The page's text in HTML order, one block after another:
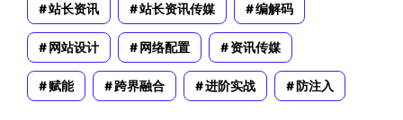
站长资讯 站长资讯传媒 编解码
网站设计 网络配置 资讯传媒
赋能 跨界融合 进阶实战 防注入